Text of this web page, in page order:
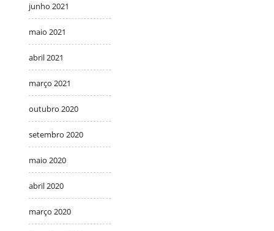
junho 2021
maio 2021
abril 2021
março 2021
outubro 2020
setembro 2020
maio 2020
abril 2020
março 2020